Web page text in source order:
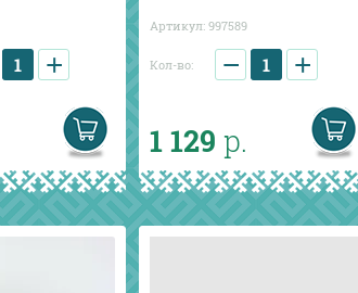
+
Артикул: 997589
Кол-во: − +
1 129 р.